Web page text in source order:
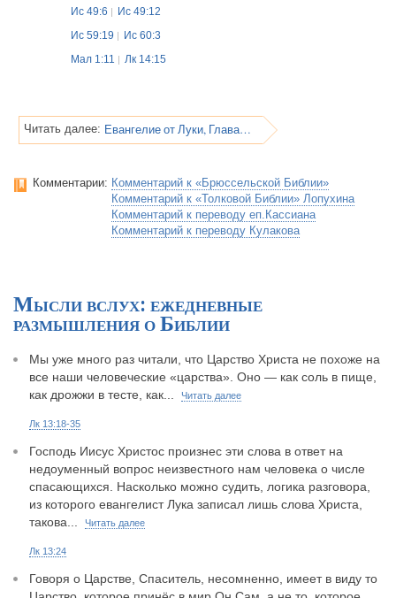
Ис 49:6
Ис 49:12
Ис 59:19
Ис 60:3
Мал 1:11
Лк 14:15
Читать далее: Евангелие от Луки, Глава 13
Комментарии: Комментарий к «Брюссельской Библии»
Комментарий к «Толковой Библии» Лопухина
Комментарий к переводу еп.Кассиана
Комментарий к переводу Кулакова
Мысли вслух: ежедневные
размышления о Библии
Мы уже много раз читали, что Царство Христа не похоже на
все наши человеческие «царства». Оно — как соль в пище,
как дрожжи в тесте, как...
Читать далее
Лк 13:18-35
Господь Иисус Христос произнес эти слова в ответ на
недоуменный вопрос неизвестного нам человека о числе
спасающихся. Насколько можно судить, логика разговора,
из которого евангелист Лука записал лишь слова Христа,
такова...
Читать далее
Лк 13:24
Говоря о Царстве, Спаситель, несомненно, имеет в виду то